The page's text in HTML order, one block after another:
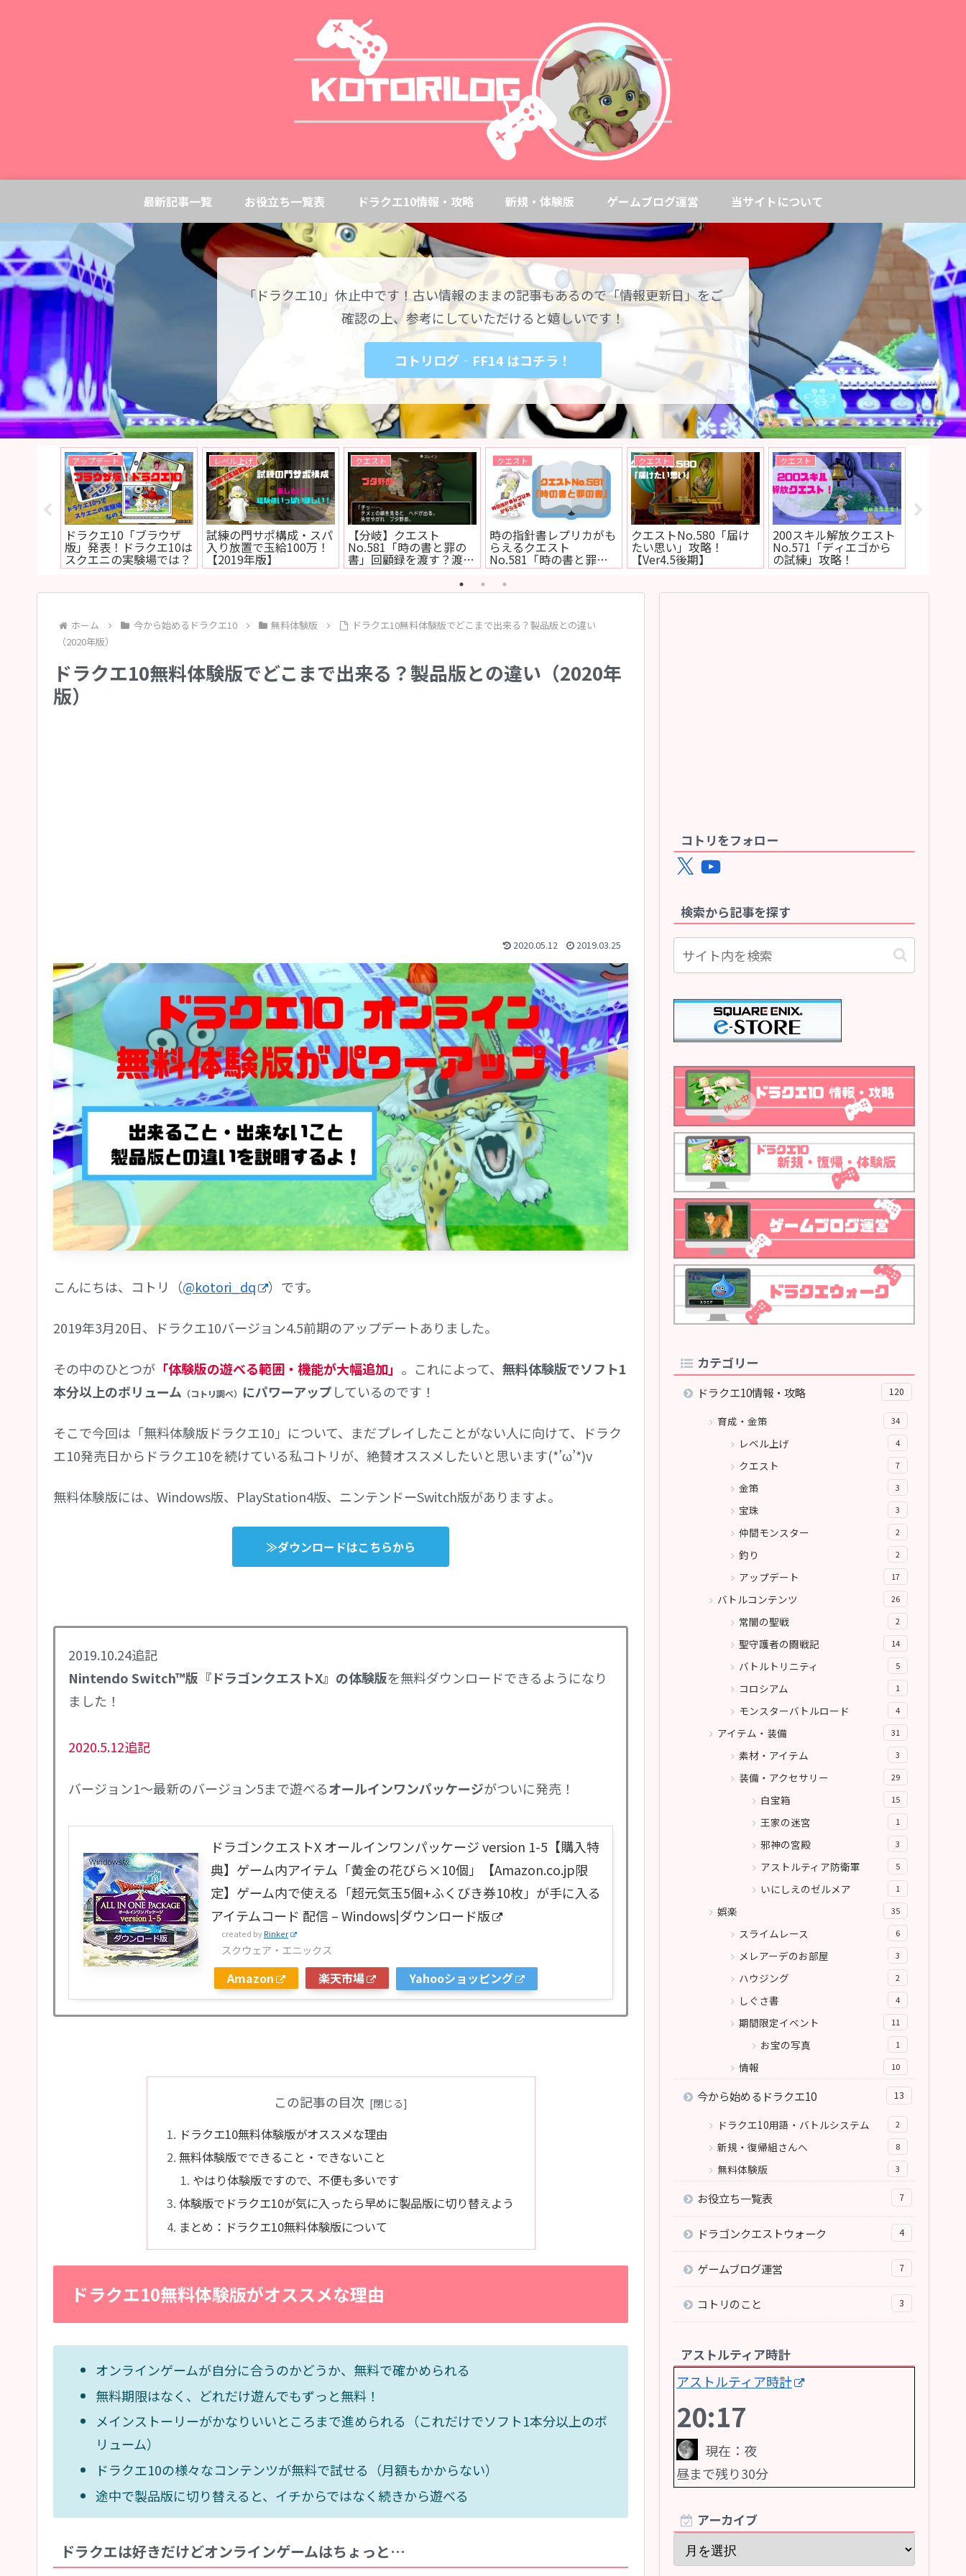
最新記事一覧 お役立ち一覧表 ドラクエ10情報・攻略 新規・体験版 ゲームブログ運営 当サイトについて
「ドラクエ10」休止中です！古い情報のままの記事もあるので「情報更新日」をご
確認の上、参考にしていただけると嬉しいです！
コトリログ‐FF14 はコチラ！
クエスト
レベル上限解放クエスト
「心眼で見る真実」攻
略！【レベル108→110
キャップ】
宝珠
Ver4.5後期に追加された
各武器の新スキル詳細と
強化宝珠の狩場紹介
アップデート
バージョン4.5後期アッ
プデート内容一覧！【ま
とめ】
クエスト
クエストNo.499「あの
人に追いつきたくて」
（所要時間5分）【カメ
さまカプセル】
メレアーデのお部屋
【神コンテンツ】ガニャ
ポンをコンプリート！ネ
コのついてクンの種類や
メダル枚数など
アップデート
【ネタバレあり】バージ
ョン4.5後期に追加され
た新転生モンスターが判
明！
ホーム 今から始めるドラクエ10 無料体験版
ドラクエ10無料体験版でどこまで出来る？製品版との違い
（2020年版）
ドラクエ10無料体験版でどこまで出来る？製品版との違い（2020年
版）
2020.05.12 2019.03.25
こんにちは、コトリ（@kotori_dq ）です。
2019年3月20日、ドラクエ10バージョン4.5前期のアップデートありました。
その中のひとつが 「体験版の遊べる範囲・機能が大幅追加」 。これによって、 無料体験版でソフト1
本分以上のボリューム （コトリ調べ） にパワーアップしているのです！
そこで今回は「無料体験版ドラクエ10」について、まだプレイしたことがない人に向けて、ドラク
エ10発売日からドラクエ10を続けている私コトリが、絶賛オススメしたいと思います(*’ω’*)v
無料体験版には、Windows版、PlayStation4版、ニンテンドーSwitch版がありますよ。
≫ダウンロードはこちらから
2019.10.24追記
Nintendo Switch™版『ドラゴンクエストX』の体験版を無料ダウンロードできるようになり
ました！
2020.5.12追記
バージョン1～最新のバージョン5まで遊べるオールインワンパッケージがついに発売！
ドラゴンクエストX オールインワンパッケージ version 1-5【購入特
典】ゲーム内アイテム「黄金の花びら×10個」【Amazon.co.jp限
定】ゲーム内で使える「超元気玉5個+ふくびき券10枚」が手に入る
アイテムコード 配信 – Windows|ダウンロード版
created byRinker
スクウェア・エニックス
Amazon 楽天市場 Yahooショッピング
この記事の目次
ドラクエ10無料体験版がオススメな理由
無料体験版でできること・できないこと
やはり体験版ですので、不便も多いです
体験版でドラクエ10が気に入ったら早めに製品版に切り替えよう
まとめ：ドラクエ10無料体験版について
ドラクエ10無料体験版がオススメな理由
オンラインゲームが自分に合うのかどうか、無料で確かめられる
無料期限はなく、どれだけ遊んでもずっと無料！
メインストーリーがかなりいいところまで進められる（これだけでソフト1本分以上のボ
リューム）
ドラクエ10の様々なコンテンツが無料で試せる（月額もかからない）
途中で製品版に切り替えると、イチからではなく続きから遊べる
ドラクエは好きだけどオンラインゲームはちょっと…
コトリをフォロー
X YouTube
検索から記事を探す
カテゴリー
ドラクエ10情報・攻略 120
育成・金策 34
レベル上げ 4
クエスト 7
金策 3
宝珠 3
仲間モンスター 2
釣り 2
アップデート 17
バトルコンテンツ 26
常闇の聖戦 2
聖守護者の闘戦記 14
バトルトリニティ 5
コロシアム 1
モンスターバトルロード 4
アイテム・装備 31
素材・アイテム 3
装備・アクセサリー 29
白宝箱 15
王家の迷宮 1
邪神の宮殿 3
アストルティア防衛軍 5
いにしえのゼルメア 1
娯楽 35
スライムレース 6
メレアーデのお部屋 3
ハウジング 2
しぐさ書 4
期間限定イベント 11
お宝の写真 1
情報 10
今から始めるドラクエ10 13
ドラクエ10用語・バトルシステム 2
新規・復帰組さんへ 8
無料体験版 3
お役立ち一覧表 7
ドラゴンクエストウォーク 4
ゲームブログ運営 7
コトリのこと 3
アストルティア時計
アストルティア時計
20:18
現在： 夜
昼まで残り30分
アーカイブ